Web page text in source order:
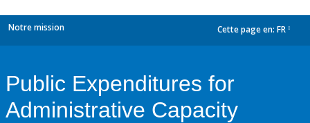
Notre mission Cette page en: FR
Public Expenditures for
Administrative Capacity